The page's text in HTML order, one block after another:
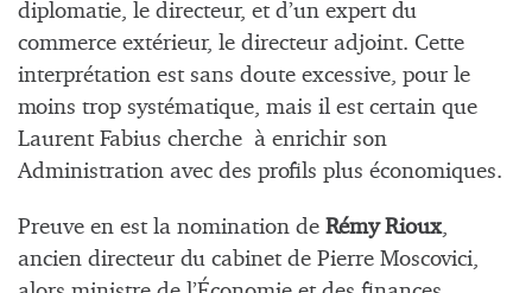
diplomatie, le directeur, et d’un expert du
commerce extérieur, le directeur adjoint. Cette
interprétation est sans doute excessive, pour le
moins trop systématique, mais il est certain que
Laurent Fabius cherche à enrichir son
Administration avec des profils plus économiques.
Preuve en est la nomination de Rémy Rioux,
ancien directeur du cabinet de Pierre Moscovici,